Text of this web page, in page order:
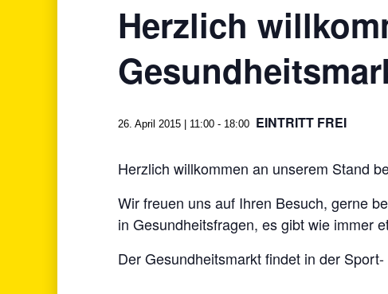
Herzlich
26. April 2015 | 11:00 - 18:00 EINTRITT FREI
Herzlich willkommen an unserem Stand
Wir freuen uns auf Ihren Besuch, gerne
in Gesundheitsfragen, es gibt wie immer
Der Gesundheitsmarkt findet in der